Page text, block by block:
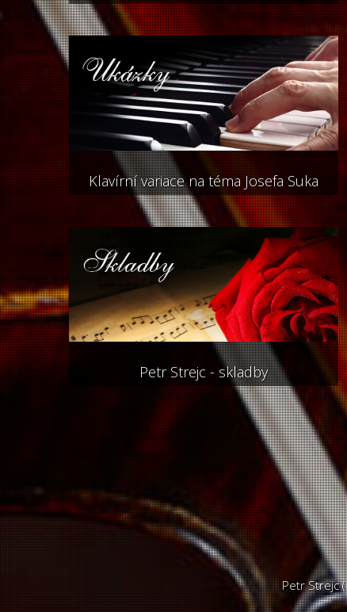
Klavírní variace na téma Josefa Suka
Petr Strejc - skladby
Petr Strejc